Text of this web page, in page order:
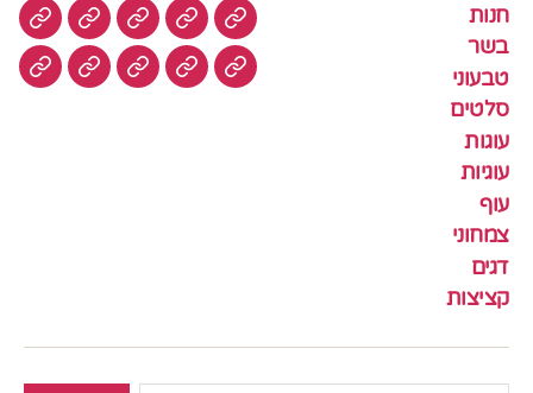
חנות
בשר
טבעוני
סלטים
עוגות
עוגיות
עוף
צמחוני
דגים
קציצות
חנות בשר טבעוניסלטים
עוגיותעוף צמחונידגים